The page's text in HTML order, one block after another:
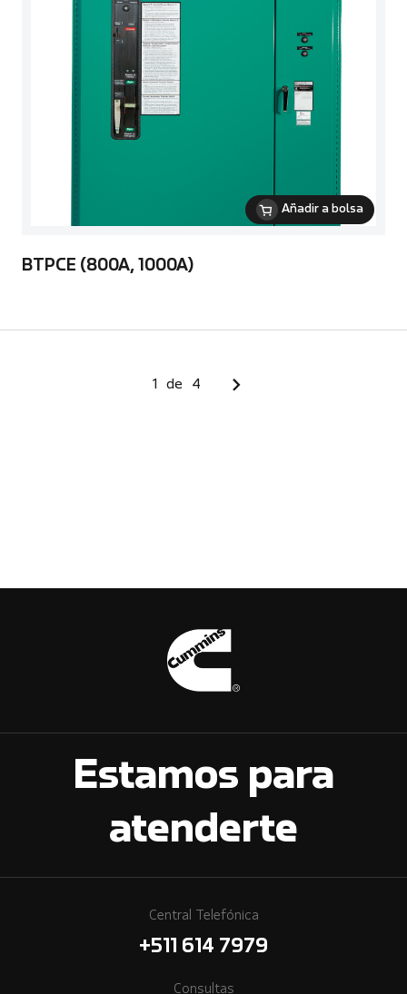
Añadir a bolsa
BTPCE (800A, 1000A)
1 de 4
Estamos para
atenderte
Central Telefónica
+511 614 7979
Consultas